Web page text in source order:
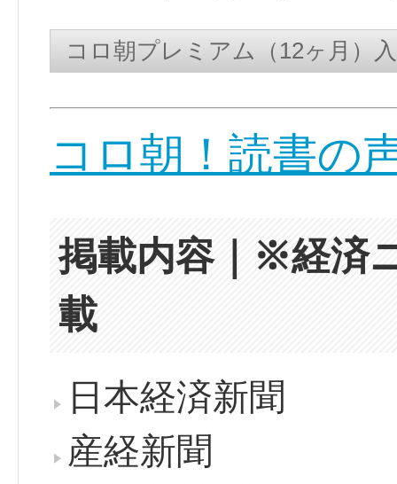
コロ朝！読書の
掲載内容｜※経済
載
日本経済新聞
産経新聞